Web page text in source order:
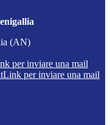
(AN)
per inviare una mail
Link per inviare una mail